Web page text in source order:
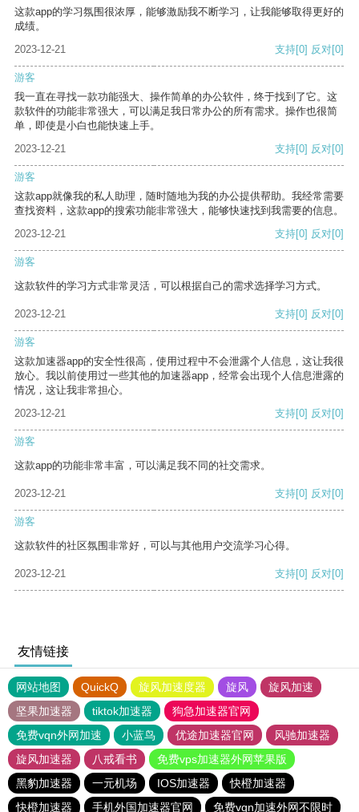
这款app的学习氛围很浓厚，能够激励我不断学习，让我能够取得更好的
成绩。
2023-12-21
支持[0] 反对[0]
游客
我一直在寻找一款功能强大、操作简单的办公软件，终于找到了它。这
款软件的功能非常强大，可以满足我日常办公的所有需求。操作也很简
单，即使是小白也能快速上手。
2023-12-21
支持[0] 反对[0]
游客
这款app就像我的私人助理，随时随地为我的办公提供帮助。我经常需要
查找资料，这款app的搜索功能非常强大，能够快速找到我需要的信息。
2023-12-21
支持[0] 反对[0]
游客
这款软件的学习方式非常灵活，可以根据自己的需求选择学习方式。
2023-12-21 支持[0] 反对[0]
游客
这款加速器app的安全性很高，使用过程中不会泄露个人信息，这让我很
放心。我以前使用过一些其他的加速器app，经常会出现个人信息泄露的
情况，这让我非常担心。
2023-12-21
支持[0] 反对[0]
游客
这款app的功能非常丰富，可以满足我不同的社交需求。
2023-12-21 支持[0] 反对[0]
游客
这款软件的社区氛围非常好，可以与其他用户交流学习心得。
2023-12-21 支持[0] 反对[0]
友情链接
网站地图 QuickQ 旋风加速度器 旋风
旋风加速
坚果加速器
tiktok加速器
狗急加速器官网
免费vqn外网加速
小蓝鸟 优途加速器官网
风驰加速器
旋风加速器
八戒看书
免费vps加速器外网苹果版
黑豹加速器
一元机场 IOS加速器
快橙加速器
快橙加速器
手机外国加速器官网 免费vqn加速外网不限时